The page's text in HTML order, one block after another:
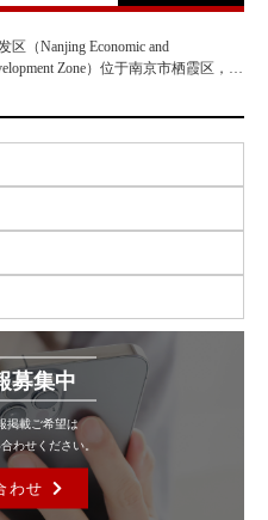
募集中
掲載ご希望は
わせください。
わせ
区（Nanjing Economic and
Zone）位于南京市栖霞区，成
日，是中国国家级开发区十强、国家